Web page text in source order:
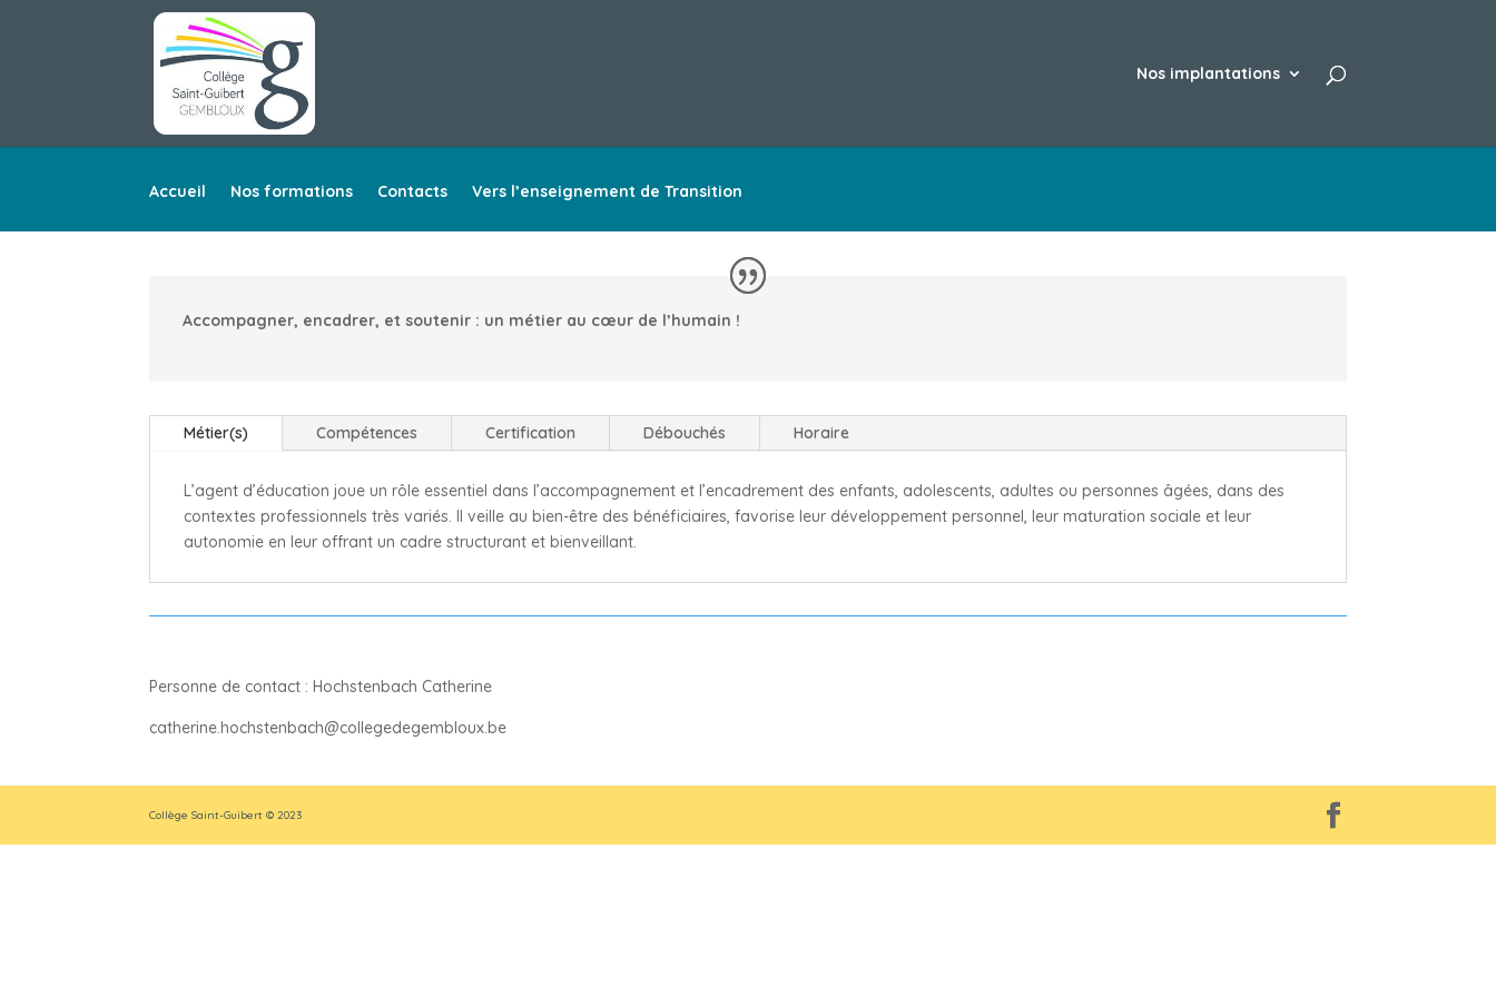
Nos implantations
Accueil Nos formations Contacts Vers l’enseignement de Transition
Accompagner, encadrer, et soutenir : un métier au cœur de l’humain !
Métier(s) Compétences Certification Débouchés Horaire
L’agent d’éducation joue un rôle essentiel dans l’accompagnement et l’encadrement des enfants, adolescents, adultes ou personnes âgées, dans des
contextes professionnels très variés. Il veille au bien-être des bénéficiaires, favorise leur développement personnel, leur maturation sociale et leur
autonomie en leur offrant un cadre structurant et bienveillant.
Personne de contact : Hochstenbach Catherine
catherine.hochstenbach@collegedegembloux.be
Collège Saint-Guibert © 2023